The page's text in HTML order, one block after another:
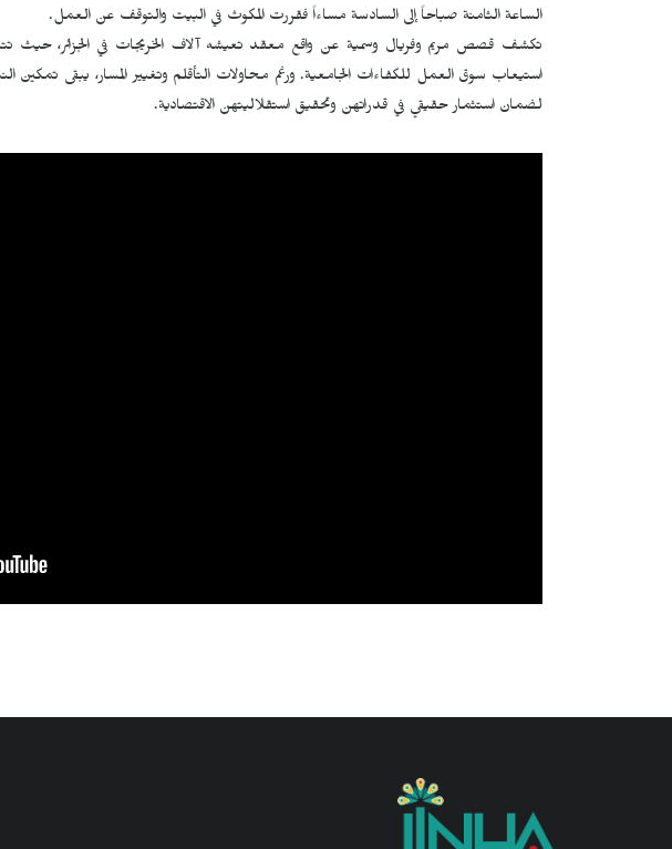
الساعة الثامنة صباحاً إلى السادسة مساءاً فقررت المكوث في البيت والتوقف عن العمل.
تكشف قصص مريم وفريال وسمية عن واقع معقد تعيشه آلاف الخريجات في الجزائر،
استيعاب سوق العمل للكفاءات الجامعية. ورغم محاولات التأقلم وتغيير المسار، يبقى
لضمان استثمار حقيقي في قدراتهن وتحقيق استقلاليتهن الاقتصادية.